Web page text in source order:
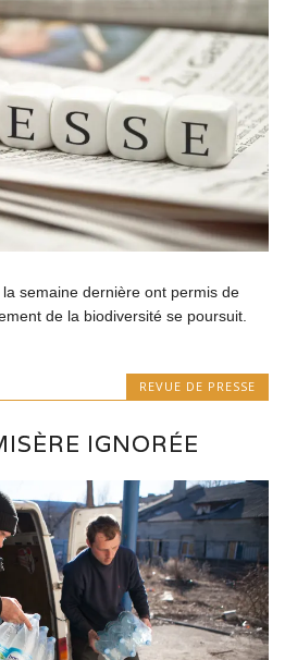
semaine dernière ont permis de
de la biodiversité se poursuit.
REVUE DE PRESSE
IGNORÉE